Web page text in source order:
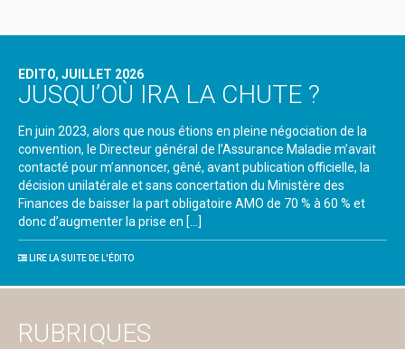
EDITO, JUILLET 2026
JUSQU’OÙ IRA LA CHUTE ?
En juin 2023, alors que nous étions en pleine négociation de la
convention, le Directeur général de l’Assurance Maladie m’avait
contacté pour m’annoncer, gêné, avant publication officielle, la
décision unilatérale et sans concertation du Ministère des
Finances de baisser la part obligatoire AMO de 70 % à 60 % et
donc d’augmenter la prise en […]
LIRE LA SUITE DE L'ÉDITO
RUBRIQUES